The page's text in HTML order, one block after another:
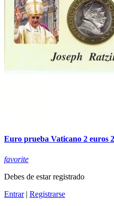
Euro prueba Vaticano 2 euros
favorite
Debes de estar registrado
Entrar| Registrarse